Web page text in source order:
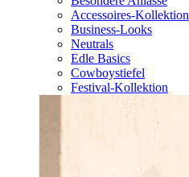
Accessoires-Kollektion
Business-Looks
Neutrals
Edle Basics
Cowboystiefel
Festival-Kollektion